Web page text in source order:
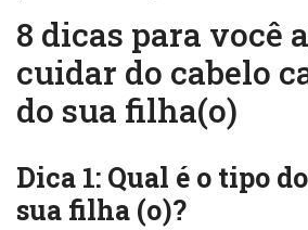
8 dicas para você
cuidar do cabelo
do sua filha(o)
Dica 1: Qual é o tipo
sua filha (o)?